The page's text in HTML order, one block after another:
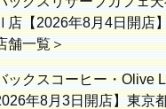
【2026年8月4日開店
舗一覧＞
ックスコーヒー・Olive
年8月3日開店】東京